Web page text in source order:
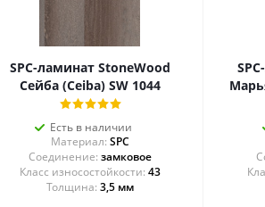
SPC-ламинат StoneWood
Сейба (Ceiba) SW 1044
Есть в наличии
Материал: SPC
Соединение: замковое
43
Толщина: 3,5 мм